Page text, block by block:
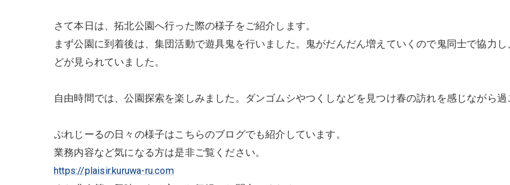
さて本日は、拓北公園へ行った際の様子をご紹介します。
まず公園に到着後は、集団活動で遊具鬼を行いました。鬼がだんだん増えていくので鬼同士で協力
どが見られていました。
自由時間では、公園探索を楽しみました。ダンゴムシやつくしなどを見つけ春の訪れを感じながら過
ぷれじーるの日々の様子はこちらのブログでも紹介しています。
業務内容など気になる方は是非ご覧ください。
https://plaisir.kuruwa-ru.com